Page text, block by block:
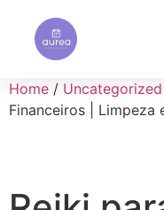
Home / Uncategorized
Financeiros | Limpeza